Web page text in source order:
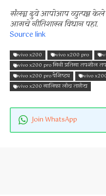
संलग्न दुवे आपोआप व्युत्पन्न केले
आमचे नीतिशास्त्र विधान पहा.
Source link
vivo x200 vivo x200 pro
vivo x200 pro मिनी प्रतिमा तपशील
vivo x200 pro वैशिष्ट्य
vivo x200
vivo x200 मालिका लाँच तारीख
Join WhatsApp